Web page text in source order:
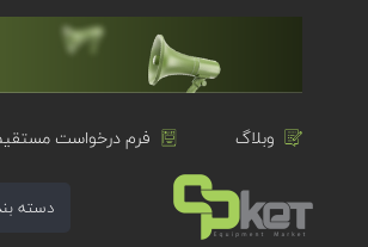
وبلاگ فرم درخواست
دسته